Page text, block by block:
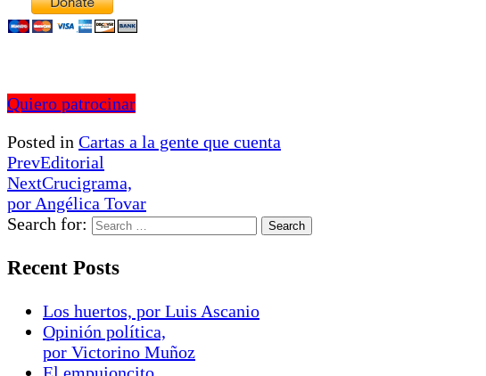
Quiero patrocinar
Posted in Cartas a la gente que cuenta
PrevEditorial
NextCrucigrama,
por Angélica Tovar
Search for:
Recent Posts
Los huertos, por Luis Ascanio
Opinión política,
por Victorino Muñoz